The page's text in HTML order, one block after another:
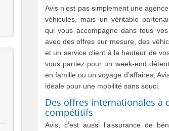
Avis n’est pas simplement une
véhicules, mais un véritable
qui vous accompagne dans tous
avec des offres sur mesure, des
et un service client à la hauteur de
vous partiez pour un week-end
en famille ou un voyage d’affaires,
idéale pour une mobilité sans souci.
Des offres internationales à
compétitifs
Avis, c’est aussi l’assurance de